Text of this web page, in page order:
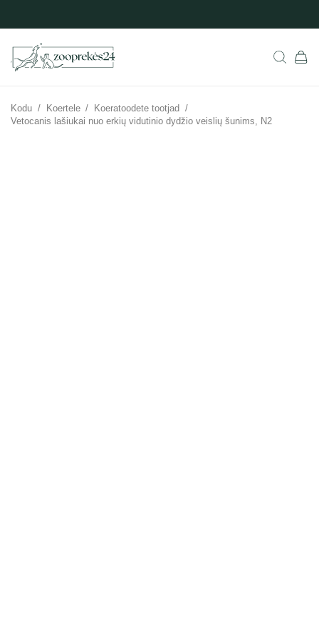
Kodu / Koertele / Koeratoodete tootjad /
Vetocanis lašiukai nuo erkių vidutinio dydžio veislių šunims, N2